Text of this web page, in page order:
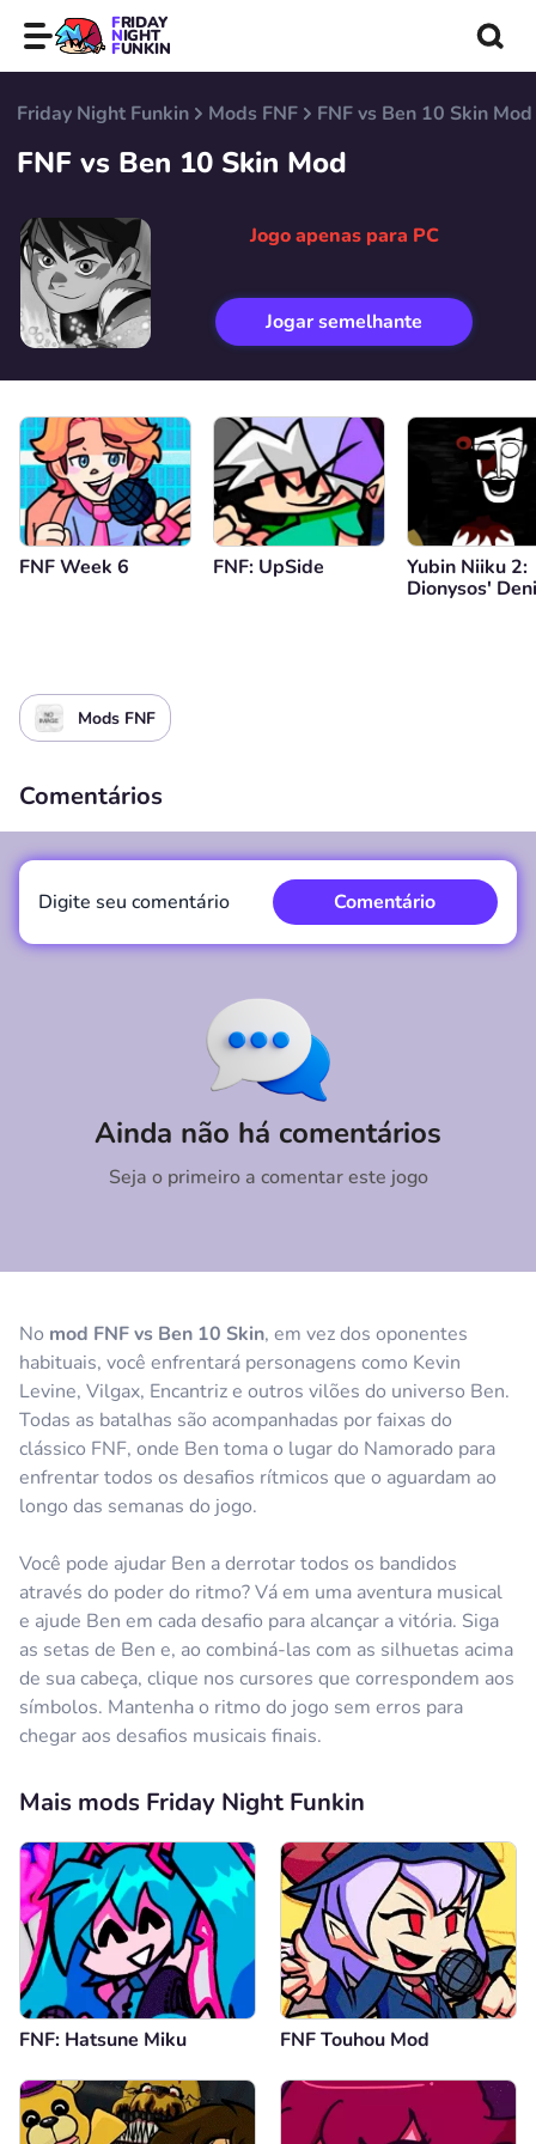
FRIDAY
NIGHT
FUNKIN
Friday Night Funkin Mods FNF FNF vs Ben 10 Skin Mod
FNF vs Ben 10 Skin Mod
Jogo apenas para PC
Jogar semelhante
FNF Week 6 FNF: UpSide
Yubin Niiku 2:
Dionysos'
Mods FNF
No mod FNF vs Ben 10 Skin, em vez dos oponentes
habituais, você enfrentará personagens como Kevin
Levine, Vilgax, Encantriz e outros vilões do universo Ben.
Todas as batalhas são acompanhadas por faixas do
clássico FNF, onde Ben toma o lugar do Namorado para
enfrentar todos os desafios rítmicos que o aguardam ao
longo das semanas do jogo.
Você pode ajudar Ben a derrotar todos os bandidos
através do poder do ritmo? Vá em uma aventura musical
e ajude Ben em cada desafio para alcançar a vitória. Siga
as setas de Ben e, ao combiná-las com as silhuetas acima
de sua cabeça, clique nos cursores que correspondem aos
símbolos. Mantenha o ritmo do jogo sem erros para
chegar aos desafios musicais finais.
Comentários
Ainda não há comentários
Seja o primeiro a comentar este jogo
Digite seu comentário Comentário
Mais mods Friday Night Funkin
FNF: Hatsune Miku FNF Touhou Mod